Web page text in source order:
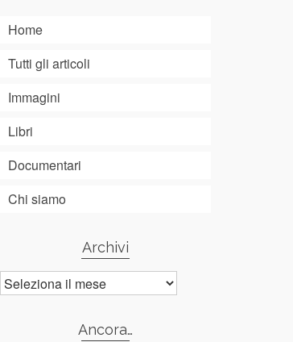
Home
Tutti gli articoli
Immagini
Libri
Documentari
Chi siamo
Archivi
Archivi
Ancora…